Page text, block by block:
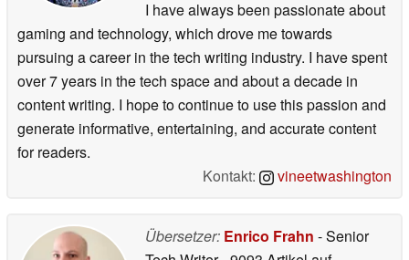
I have always been passionate about
gaming and technology, which drove me towards
pursuing a career in the tech writing industry. I have spent
over 7 years in the tech space and about a decade in
content writing. I hope to continue to use this passion and
generate informative, entertaining, and accurate content
for readers.
Kontakt:
vineetwashington
Übersetzer: Enrico Frahn - Senior